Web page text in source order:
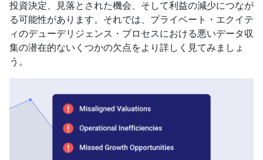
投資決定、見落とされた機会、そして利益の減少につなが
る可能性があります。それでは、プライベート・エクイテ
ィのデューデリジェンス・プロセスにおける悪いデータ収
集の潜在的ないくつかの欠点をより詳しく見てみましょ
う。